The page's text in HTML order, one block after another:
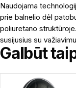
Naudojama
prie balnelio dėl
poliuretano
susijusius su
Galbūt